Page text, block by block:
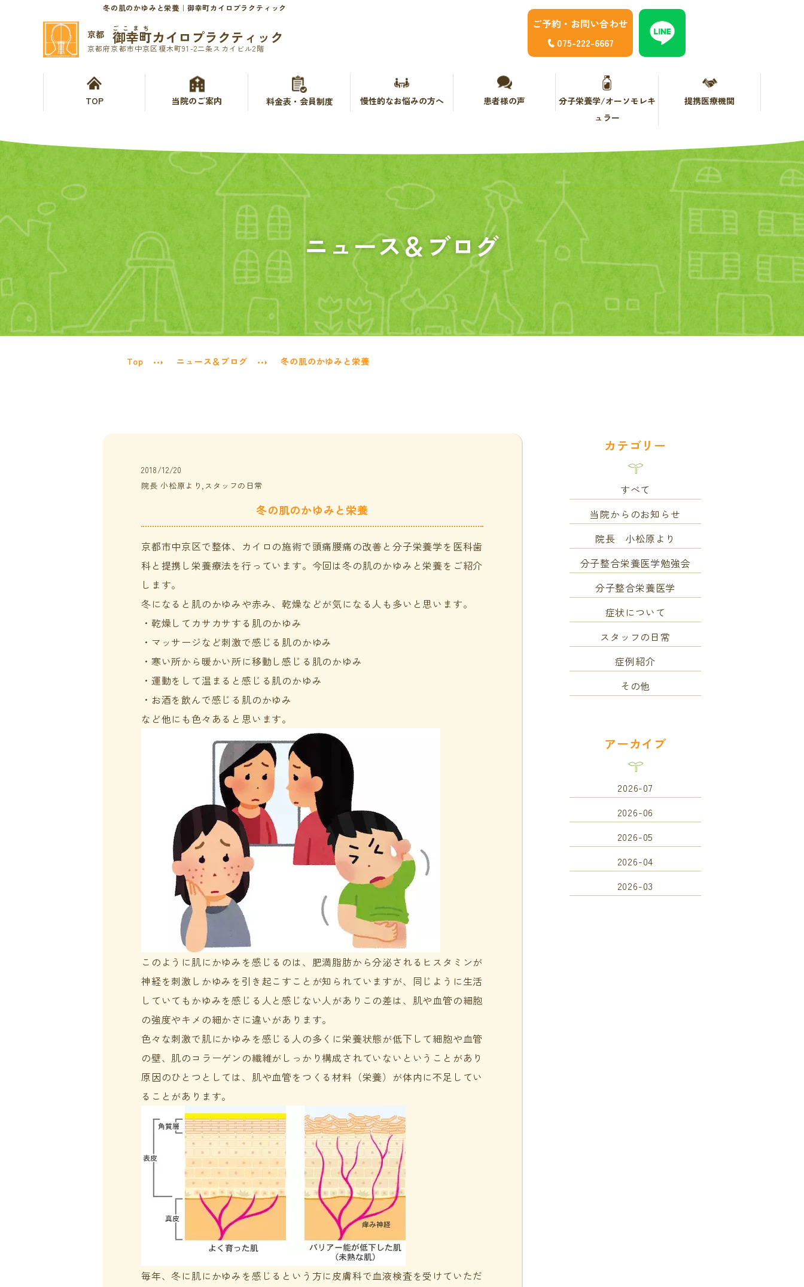
冬の肌のかゆみと栄養｜御幸町カイロプラクティック
ご予約・お問い合わせ
075-222-6667
京都
ごこまち
御幸町カイロプラクティック
京都府京都市中京区榎木町91-2二条スカイビル2階
TOP 当院のご案内 料金表・会員制度 慢性的なお悩みの方へ 患者様の声
分子栄養学/オーソモレキ
ュラー
提携医療機関
ニュース＆ブログ
Top ニュース＆ブログ 冬の肌のかゆみと栄養
2018/12/20
院長 小松原より,スタッフの日常
冬の肌のかゆみと栄養
京都市中京区で整体、カイロの施術で頭痛腰痛の改善と分子栄養学を医科歯
科と提携し栄養療法を行っています。今回は冬の肌のかゆみと栄養をご紹介
します。
冬になると肌のかゆみや赤み、乾燥などが気になる人も多いと思います。
・乾燥してカサカサする肌のかゆみ
・マッサージなど刺激で感じる肌のかゆみ
・寒い所から暖かい所に移動し感じる肌のかゆみ
・運動をして温まると感じる肌のかゆみ
・お酒を飲んで感じる肌のかゆみ
など他にも色々あると思います。
このように肌にかゆみを感じるのは、肥満脂肪から分泌されるヒスタミンが
神経を刺激しかゆみを引き起こすことが知られていますが、同じように生活
していてもかゆみを感じる人と感じない人がありこの差は、肌や血管の細胞
の強度やキメの細かさに違いがあります。
色々な刺激で肌にかゆみを感じる人の多くに栄養状態が低下して細胞や血管
の壁、肌のコラーゲンの繊維がしっかり構成されていないということがあり
原因のひとつとしては、肌や血管をつくる材料（栄養）が体内に不足してい
ることがあります。
毎年、冬に肌にかゆみを感じるという方に皮膚科で血液検査を受けていただ
カテゴリー
すべて
当院からのお知らせ
院長 小松原より
分子整合栄養医学勉強会
分子整合栄養医学
症状について
スタッフの日常
症例紹介
その他
アーカイブ
2026-07
2026-06
2026-05
2026-04
2026-03